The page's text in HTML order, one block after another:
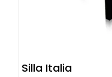
Silla Italia